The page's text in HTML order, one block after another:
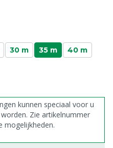
30 m 35 m
40 m
kunnen speciaal voor u
Zie artikelnummer
mogelijkheden.